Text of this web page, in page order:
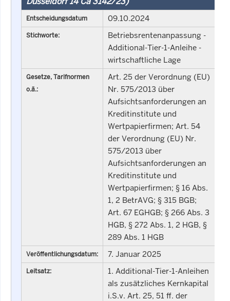
Entscheidungsdatum 09.10.2024
Stichworte:
Betriebsrentenanpassung -
Additional-Tier-1-Anleihe -
wirtschaftliche Lage
Gesetze, Tarifnormen
o.ä.:
Art. 25 der Verordnung (EU)
Nr. 575/2013 über
Aufsichtsanforderungen an
Kreditinstitute und
Wertpapierfirmen; Art. 54
der Verordnung (EU) Nr.
575/2013 über
Aufsichtsanforderungen an
Kreditinstitute und
Wertpapierfirmen; § 16 Abs.
1, 2 BetrAVG; § 315 BGB;
Art. 67 EGHGB; § 266 Abs. 3
HGB, § 272 Abs. 1, 2 HGB, §
289 Abs. 1 HGB
Veröffentlichungsdatum: 7. Januar 2025
Leitsatz:
1. Additional-Tier-1-Anleihen
als zusätzliches Kernkapital
i.S.v. Art. 25, 51 ff. der